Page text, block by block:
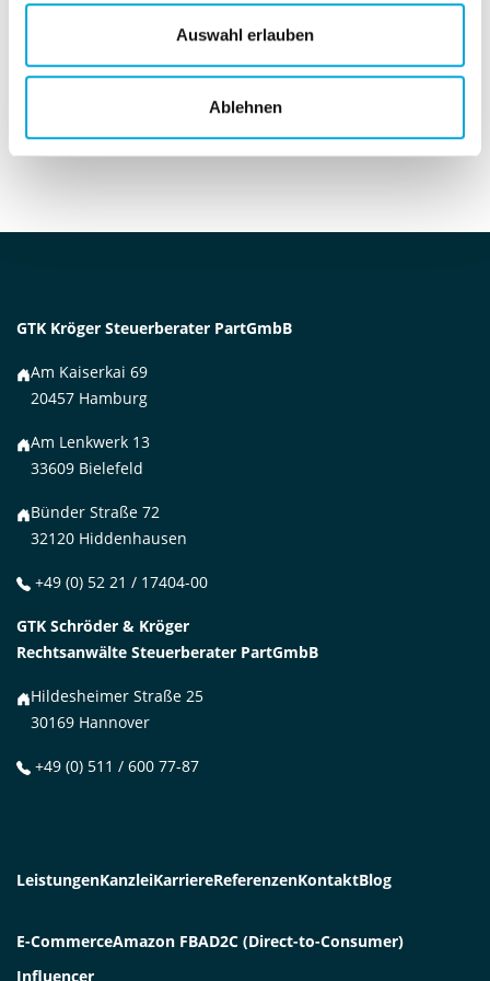
Auswahl erlauben
Ablehnen
die Fristen zu halten, um unnötige Risiken zu vermeiden.
Zurück
GTK Kröger Steuerberater PartGmbB
Am Kaiserkai 69
20457 Hamburg
Am Lenkwerk 13
33609 Bielefeld
Bünder Straße 72
32120 Hiddenhausen
+49 (0) 52 21 / 17404-00
GTK Schröder & Kröger
Rechtsanwälte Steuerberater PartGmbB
Hildesheimer Straße 25
30169 Hannover
+49 (0) 511 / 600 77-87
LeistungenKanzleiKarriereReferenzenKontaktBlog
E-CommerceAmazon FBAD2C (Direct-to-Consumer)
Influencer